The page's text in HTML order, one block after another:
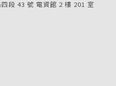
段 43 號 電資館 2 樓 201 室